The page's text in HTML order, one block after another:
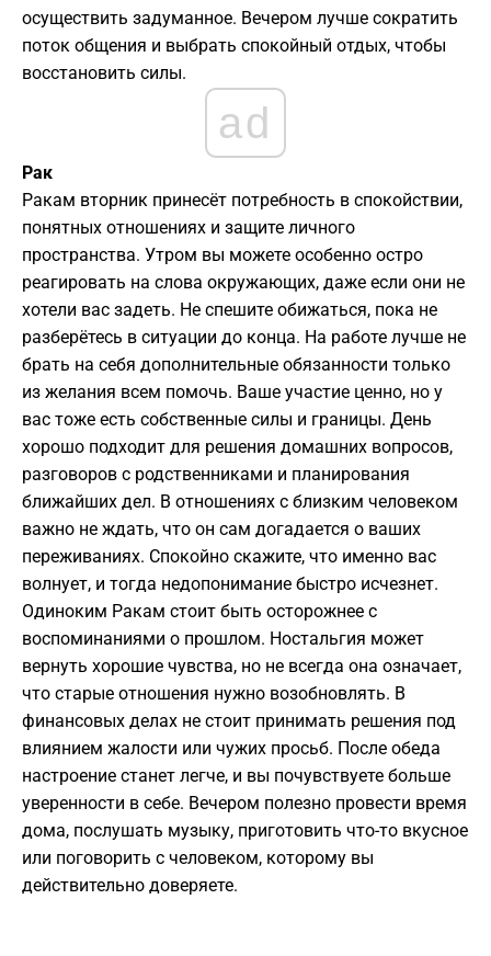
осуществить задуманное. Вечером лучше сократить
поток общения и выбрать спокойный отдых, чтобы
восстановить силы.
ad
Рак
Ракам вторник принесёт потребность в спокойствии,
понятных отношениях и защите личного
пространства. Утром вы можете особенно остро
реагировать на слова окружающих, даже если они не
хотели вас задеть. Не спешите обижаться, пока не
разберётесь в ситуации до конца. На работе лучше не
брать на себя дополнительные обязанности только
из желания всем помочь. Ваше участие ценно, но у
вас тоже есть собственные силы и границы. День
хорошо подходит для решения домашних вопросов,
разговоров с родственниками и планирования
ближайших дел. В отношениях с близким человеком
важно не ждать, что он сам догадается о ваших
переживаниях. Спокойно скажите, что именно вас
волнует, и тогда недопонимание быстро исчезнет.
Одиноким Ракам стоит быть осторожнее с
воспоминаниями о прошлом. Ностальгия может
вернуть хорошие чувства, но не всегда она означает,
что старые отношения нужно возобновлять. В
финансовых делах не стоит принимать решения под
влиянием жалости или чужих просьб. После обеда
настроение станет легче, и вы почувствуете больше
уверенности в себе. Вечером полезно провести время
дома, послушать музыку, приготовить что-то вкусное
или поговорить с человеком, которому вы
действительно доверяете.